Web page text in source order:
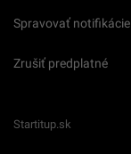
Spravovať notifikácie
Zrušiť predplatné
Startitup.sk